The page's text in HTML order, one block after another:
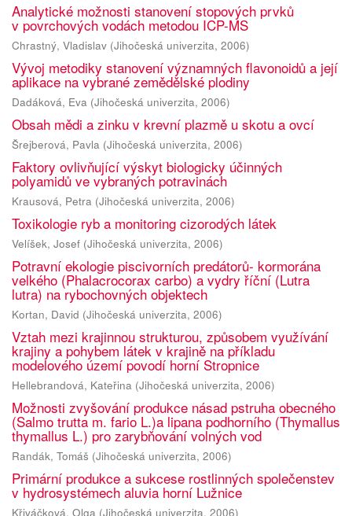
Analytické možnosti stanovení stopových prvků
v povrchových vodách metodou ICP-MS
Chrastný, Vladislav (Jihočeská univerzita, 2006)
Vývoj metodiky stanovení významných flavonoidů a její
aplikace na vybrané zemědělské plodiny
Dadáková, Eva (Jihočeská univerzita, 2006)
Obsah mědi a zinku v krevní plazmě u skotu a ovcí
Šrejberová, Pavla (Jihočeská univerzita, 2006)
Faktory ovlivňující výskyt biologicky účinných
polyamidů ve vybraných potravinách
Krausová, Petra (Jihočeská univerzita, 2006)
Toxikologie ryb a monitoring cizorodých látek
Velíšek, Josef (Jihočeská univerzita, 2006)
Potravní ekologie piscivorních predátorů- kormorána
velkého (Phalacrocorax carbo) a vydry říční (Lutra
lutra) na rybochovných objektech
Kortan, David (Jihočeská univerzita, 2006)
Vztah mezi krajinnou strukturou, způsobem využívání
krajiny a pohybem látek v krajině na příkladu
modelového území povodí horní Stropnice
Hellebrandová, Kateřina (Jihočeská univerzita, 2006)
Možnosti zvyšování produkce násad pstruha obecného
(Salmo trutta m. fario L.)a lipana podhorního (Thymallus
thymallus L.) pro zarybňování volných vod
Randák, Tomáš (Jihočeská univerzita, 2006)
Primární produkce a sukcese rostlinných společenstev
v hydrosystémech aluvia horní Lužnice
Křiváčková, Olga (Jihočeská univerzita, 2006)